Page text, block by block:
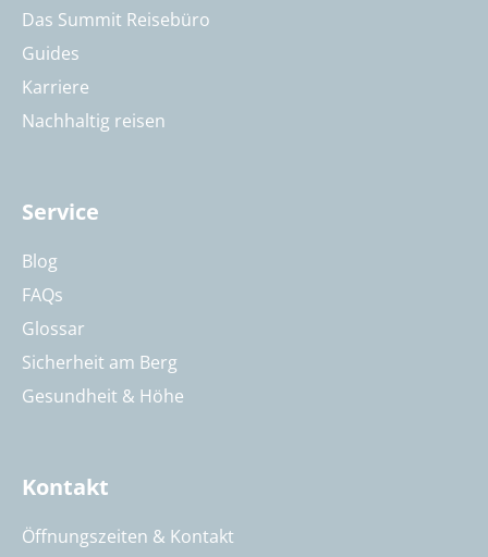
Das Summit Reisebüro
Guides
Karriere
Nachhaltig reisen
Service
Blog
FAQs
Glossar
Sicherheit am Berg
Gesundheit & Höhe
Kontakt
Öffnungszeiten & Kontakt